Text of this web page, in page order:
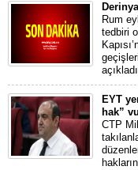
Rum
tedbiri
EYT
hak”
CTP